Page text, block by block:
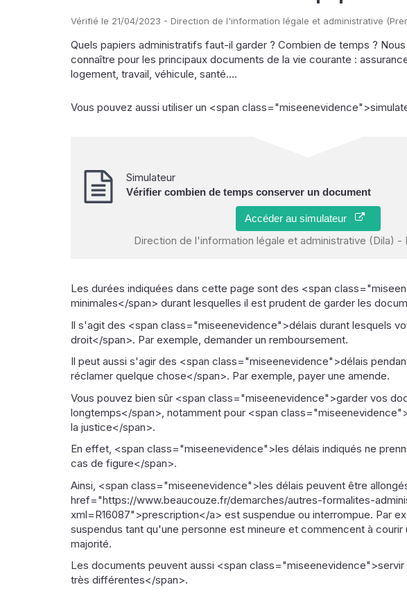
Vérifié le 21/04/2023 - Direction de l'information légale et administrative
Quels papiers administratifs faut-il garder ? Combien de temps ?
connaître pour les principaux documents de la vie courante :
logement, travail, véhicule, santé....
Vous pouvez aussi utiliser un <span
Simulateur
Vérifier combien de temps conserver un document
Accéder au simulateur
Direction de l'information légale et administrative (Dila) -
Les durées indiquées dans cette page sont des <span
minimales</span> durant lesquelles il est prudent de garder les
Il s'agit des <span class="miseenevidence">délais durant lesquels
droit</span>. Par exemple, demander un remboursement.
Il peut aussi s'agir des <span class="miseenevidence">délais
réclamer quelque chose</span>. Par exemple, payer une amende.
Vous pouvez bien sûr <span class="miseenevidence">garder vos
longtemps</span>, notamment pour <span
la justice</span>.
En effet, <span class="miseenevidence">les délais indiqués ne
cas de figure</span>.
Ainsi, <span class="miseenevidence">les délais peuvent être
href="https://www.beaucouze.fr/demarches/autres-formalites-
xml=R16087">prescription</a> est suspendue ou interrompue. Par
suspendus tant qu'une personne est mineure et commencent à courir
majorité.
Les documents peuvent aussi <span
très différentes</span>.